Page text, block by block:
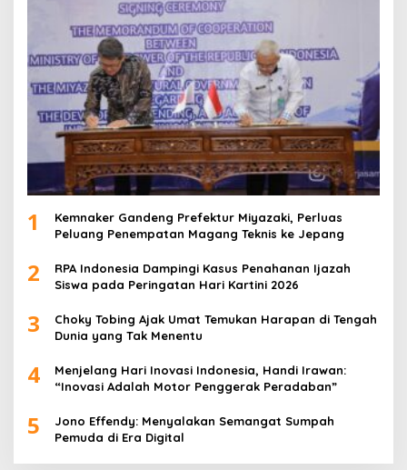
1
Kemnaker Gandeng Prefektur Miyazaki, Perluas
Peluang Penempatan Magang Teknis ke Jepang
2
RPA Indonesia Dampingi Kasus Penahanan Ijazah
Siswa pada Peringatan Hari Kartini 2026
3
Choky Tobing Ajak Umat Temukan Harapan di Tengah
Dunia yang Tak Menentu
4
Menjelang Hari Inovasi Indonesia, Handi Irawan:
“Inovasi Adalah Motor Penggerak Peradaban”
5
Jono Effendy: Menyalakan Semangat Sumpah
Pemuda di Era Digital